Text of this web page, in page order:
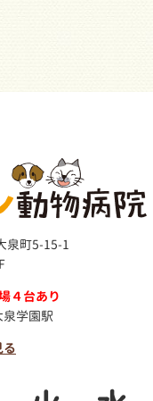
泉町5-15-1
４台あり
学園駅